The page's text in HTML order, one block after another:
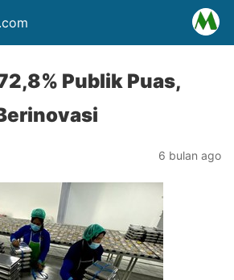
Publik Puas,
6 bulan ago